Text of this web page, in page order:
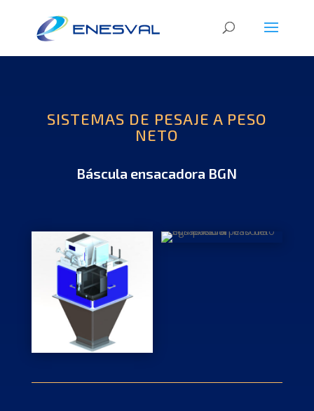
SISTEMAS DE PESAJE A PESO
NETO
Báscula ensacadora BGN